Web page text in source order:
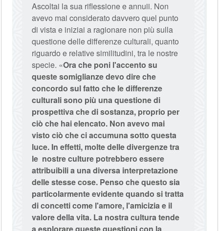
Ascoltai la sua riflessione e annuii. Non
avevo mai considerato davvero quel punto
di vista e iniziai a ragionare non più sulla
questione delle differenze culturali, quanto
riguardo e relative similitudini, tra le nostre
specie. «Ora che poni l'accento su
queste somiglianze devo dire che
concordo sul fatto che le differenze
culturali sono più una questione di
prospettiva che di sostanza, proprio per
ciò che hai elencato. Non avevo mai
visto ciò che ci accumuna sotto questa
luce. In effetti, molte delle divergenze tra
le nostre culture potrebbero essere
attribuibili a una diversa interpretazione
delle stesse cose. Penso che questo sia
particolarmente evidente quando si tratta
di concetti come l'amore, l'amicizia e il
valore della vita. La nostra cultura tende